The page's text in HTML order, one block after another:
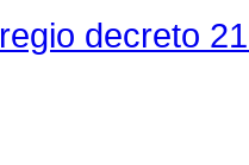
regio decreto